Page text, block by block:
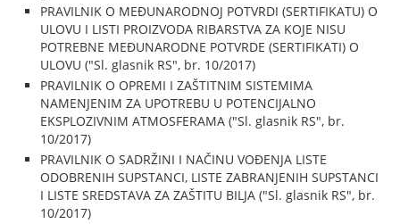
PRAVILNIK O MEĐUNARODNOJ POTVRDI (SERTIFIKATU) O
ULOVU I LISTI PROIZVODA RIBARSTVA ZA KOJE NISU
POTREBNE MEĐUNARODNE POTVRDE (SERTIFIKATI) O
ULOVU ("Sl. glasnik RS", br. 10/2017)
PRAVILNIK O OPREMI I ZAŠTITNIM SISTEMIMA
NAMENJENIM ZA UPOTREBU U POTENCIJALNO
EKSPLOZIVNIM ATMOSFERAMA ("Sl. glasnik RS", br.
10/2017)
PRAVILNIK O SADRŽINI I NAČINU VOĐENJA LISTE
ODOBRENIH SUPSTANCI, LISTE ZABRANJENIH SUPSTANCI
I LISTE SREDSTAVA ZA ZAŠTITU BILJA ("Sl. glasnik RS", br.
10/2017)